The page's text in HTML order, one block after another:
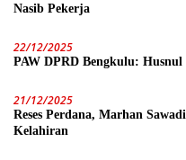
Nasib Pekerja
22/12/2025
PAW DPRD Bengkulu:
21/12/2025
Reses Perdana, Marhan
Kelahiran